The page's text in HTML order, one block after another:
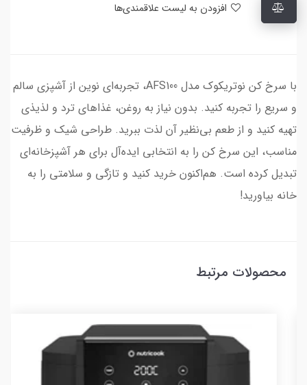
با سرخ کن نوتریکوک مدل AFS100، تجربه‌ای نوین از آشپزی سالم
و سریع را تجربه کنید. بدون نیاز به روغن، غذاهای ترد و لذیذی
تهیه کنید و از طعم بی‌نظیر آن لذت ببرید. طراحی شیک و ظرفیت
مناسب، این سرخ کن را به انتخابی ایده‌آل برای هر آشپزخانه‌ای
تبدیل کرده است. هم‌اکنون خرید کنید و تازگی و سلامتی را به
خانه بیاورید!
محصولات مرتبط